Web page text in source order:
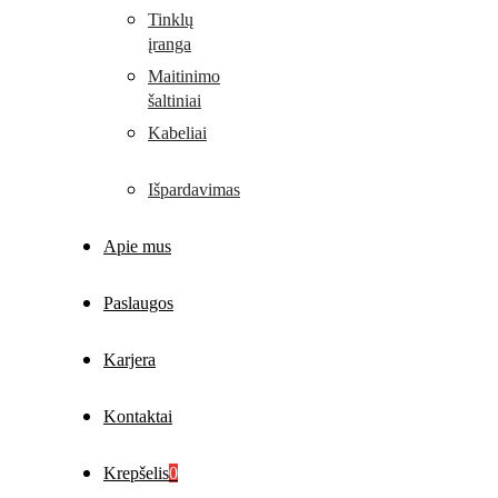
Tinklų
įranga
Maitinimo
šaltiniai
Kabeliai
Išpardavimas
Apie mus
Paslaugos
Karjera
Kontaktai
Krepšelis0